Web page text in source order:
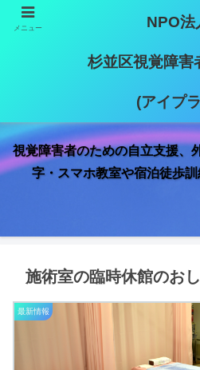
視覚障害者のための自立支援、
字・スマホ教室や宿泊徒歩訓
施術室の臨時休館のお
最新情報
メニュー NPO法
杉並区視覚障害
(アイプ